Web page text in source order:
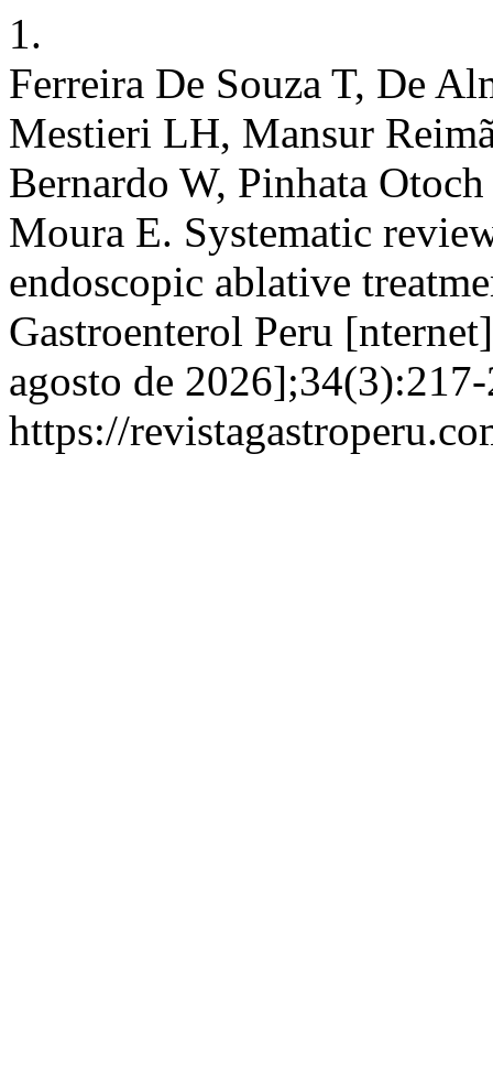
1.
Ferreira De Souza T, De
Mestieri LH, Mansur
Bernardo W, Pinhata
Moura E. Systematic
endoscopic ablative
Gastroenterol Peru
agosto de
https://